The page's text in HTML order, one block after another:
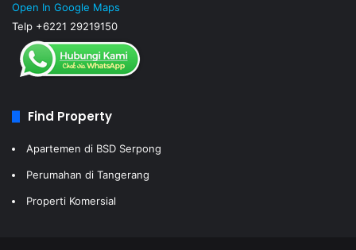
Open In Google Maps
Telp +6221 29219150
Find Property
Apartemen di BSD Serpong
Perumahan di Tangerang
Properti Komersial